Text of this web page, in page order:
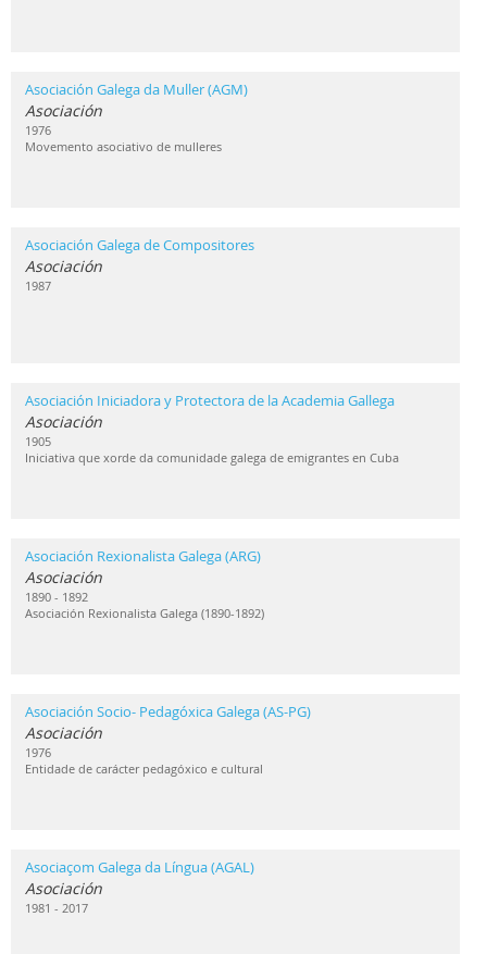
Asociación Galega da Muller (AGM)
Asociación
1976
Movemento asociativo de mulleres
Asociación Galega de Compositores
Asociación
1987
Asociación Iniciadora y Protectora de la Academia Gallega
Asociación
1905
Iniciativa que xorde da comunidade galega de emigrantes en Cuba
Asociación Rexionalista Galega (ARG)
Asociación
1890 - 1892
Asociación Rexionalista Galega (1890-1892)
Asociación Socio- Pedagóxica Galega (AS-PG)
Asociación
1976
Entidade de carácter pedagóxico e cultural
Asociaçom Galega da Língua (AGAL)
Asociación
1981 - 2017